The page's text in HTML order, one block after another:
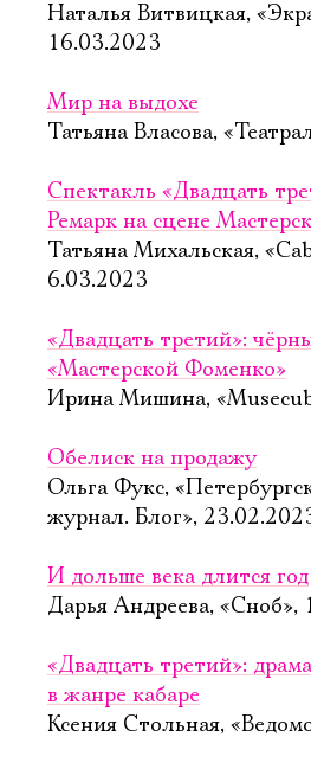
Наталья Витвицкая,
16.03.2023
Мир на выдохе
Татьяна Власова,
Спектакль «Двадцать
Ремарк на сцене
Татьяна Михальская,
6.03.2023
«Двадцать третий»:
«Мастерской Фоменко»
Ирина Мишина,
Обелиск на продажу
Ольга Фукс,
журнал. Блог»,
И дольше века длится год
Дарья Андреева, «Сноб»,
«Двадцать третий»:
в жанре кабаре
Ксения Стольная,